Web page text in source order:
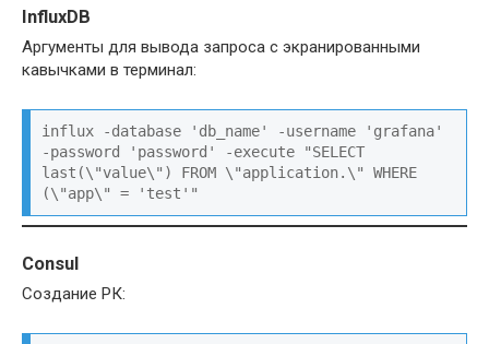
InfluxDB
Аргументы для вывода запроса с экранированными
кавычками в терминал:
influx -database 'db_name' -username 'grafana'
-password 'password' -execute "SELECT
last(\"value\") FROM \"application.\" WHERE
(\"app\" = 'test'"
Consul
Создание РК: